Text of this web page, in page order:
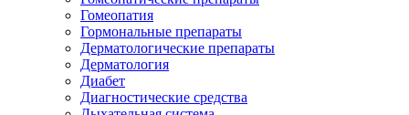
Гомеопатия
Гормональные препараты
Дерматологические препараты
Дерматология
Диабет
Диагностические средства